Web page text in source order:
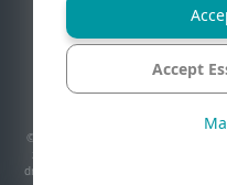
Zasebnost
© 1992 - 2026 ESET, spol. s r.o. -
znamke so blagovne znamke družbe
druga imena in blagovne znamke so
Accept